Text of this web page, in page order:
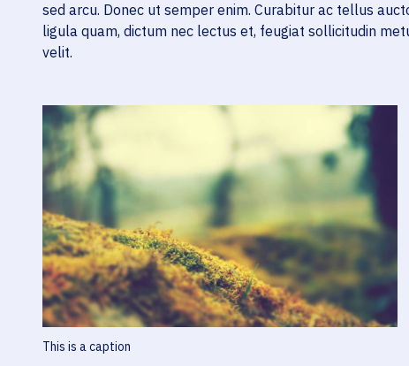
sed arcu. Donec ut semper enim. Curabitur ac tellus
ligula quam, dictum nec lectus et, feugiat sollicitudin
velit.
This is a caption